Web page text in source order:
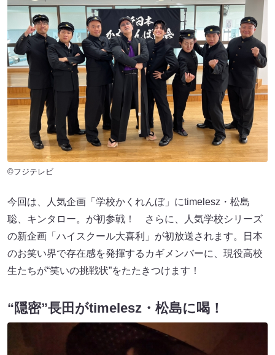
©フジテレビ
今回は、人気企画「学校かくれんぼ」にtimelesz・松島
聡、キンタロー。が初参戦！ さらに、人気学校シリーズ
の新企画「ハイスクール大喜利」が初放送されます。日本
のお笑い界で存在感を発揮するカギメンバーに、現役高校
生たちが“笑いの挑戦状”をたたきつけます！
“隠密”長田がtimelesz・松島に喝！